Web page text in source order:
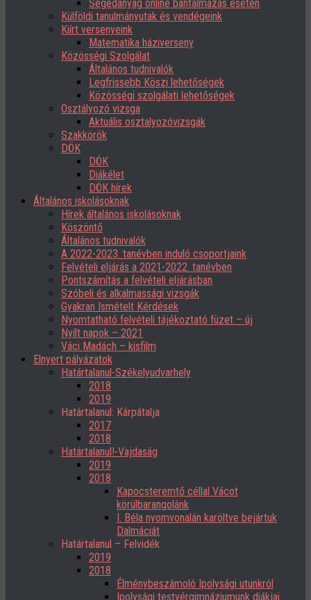
Segédanyag online bántalmazás esetén
Külföldi tanulmányutak és vendégeink
Kiírt versenyeink
Matematika háziverseny
Közösségi Szolgálat
Általános tudnivalók
Legfrissebb Köszi lehetőségek
Közösségi szolgálati lehetőségek
Osztályozó vizsga
Aktuális osztalyozóvizsgák
Szakkörök
DÖK
DÖK
Diákélet
DÖK hírek
Általános iskolásoknak
Hírek általános iskolásoknak
Köszöntő
Általános tudnivalók
A 2022-2023. tanévben induló csoportjaink
Felvételi eljárás a 2021-2022. tanévben
Pontszámítás a felvételi eljárásban
Szóbeli és alkalmassági vizsgák
Gyakran Ismételt Kérdések
Nyomtatható felvételi tájékoztató füzet – új
Nyílt napok – 2021
Váci Madách – kisfilm
Elnyert pályázatok
Határtalanul-Székelyudvarhely
2018
2019
Határtalanul: Kárpátalja
2017
2018
Határtalanul!-Vajdaság
2019
2018
Kapocsteremtő céllal Vácot
körülbarangolánk
I. Béla nyomvonalán karöltve bejártuk
Dalmáciát
Határtalanul – Felvidék
2019
2018
Élménybeszámoló Ipolysági utunkról
Ipolysági testvérgimnáziumunk diákjai